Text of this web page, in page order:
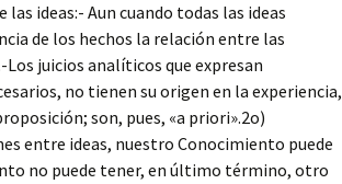
ideas:- Aun cuando todas las ideas
de los hechos la relación entre las
juicios analíticos que expresan
no tienen su origen en la experiencia,
son, pues, «a priori».2o)
entre ideas, nuestro Conocimiento puede
no puede tener, en último término, otro